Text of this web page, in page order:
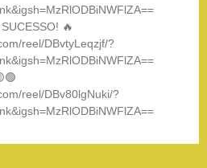
🔥
reel/DBvtyLeqzjf/?
reel/DBv80lgNuki/?